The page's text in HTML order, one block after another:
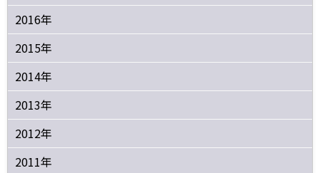
2016年
2015年
2014年
2013年
2012年
2011年